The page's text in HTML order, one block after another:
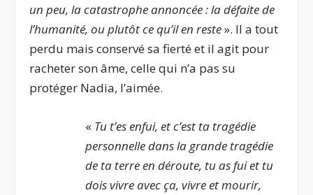
un peu, la catastrophe annoncée : la défaite de
l’humanité, ou plutôt ce qu’il en reste». Il a tout
perdu mais conservé sa fierté et il agit pour
racheter son âme, celle qui n’a pas su
protéger Nadia, l’aimée.
« Tu t’es enfui, et c’est ta tragédie
personnelle dans la grande tragédie
de ta terre en déroute, tu as fui et tu
dois vivre avec ça, vivre et mourir,